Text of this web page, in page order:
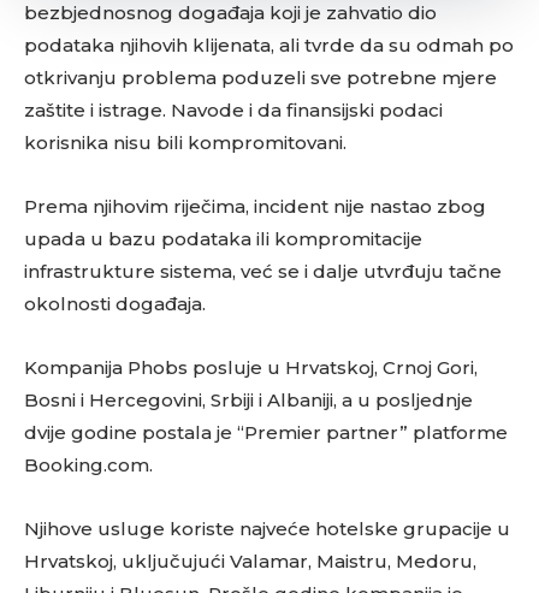
bezbjednosnog događaja koji je zahvatio dio
podataka njihovih klijenata, ali tvrde da su odmah po
otkrivanju problema poduzeli sve potrebne mjere
zaštite i istrage. Navode i da finansijski podaci
korisnika nisu bili kompromitovani.
Prema njihovim riječima, incident nije nastao zbog
upada u bazu podataka ili kompromitacije
infrastrukture sistema, već se i dalje utvrđuju tačne
okolnosti događaja.
Kompanija Phobs posluje u Hrvatskoj, Crnoj Gori,
Bosni i Hercegovini, Srbiji i Albaniji, a u posljednje
dvije godine postala je “Premier partner” platforme
Booking.com.
Njihove usluge koriste najveće hotelske grupacije u
Hrvatskoj, uključujući Valamar, Maistru, Medoru,